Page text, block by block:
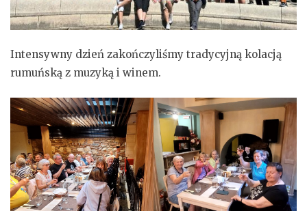
Intensywny dzień zakończyliśmy tradycyjną kolacją
rumuńską z muzyką i winem.